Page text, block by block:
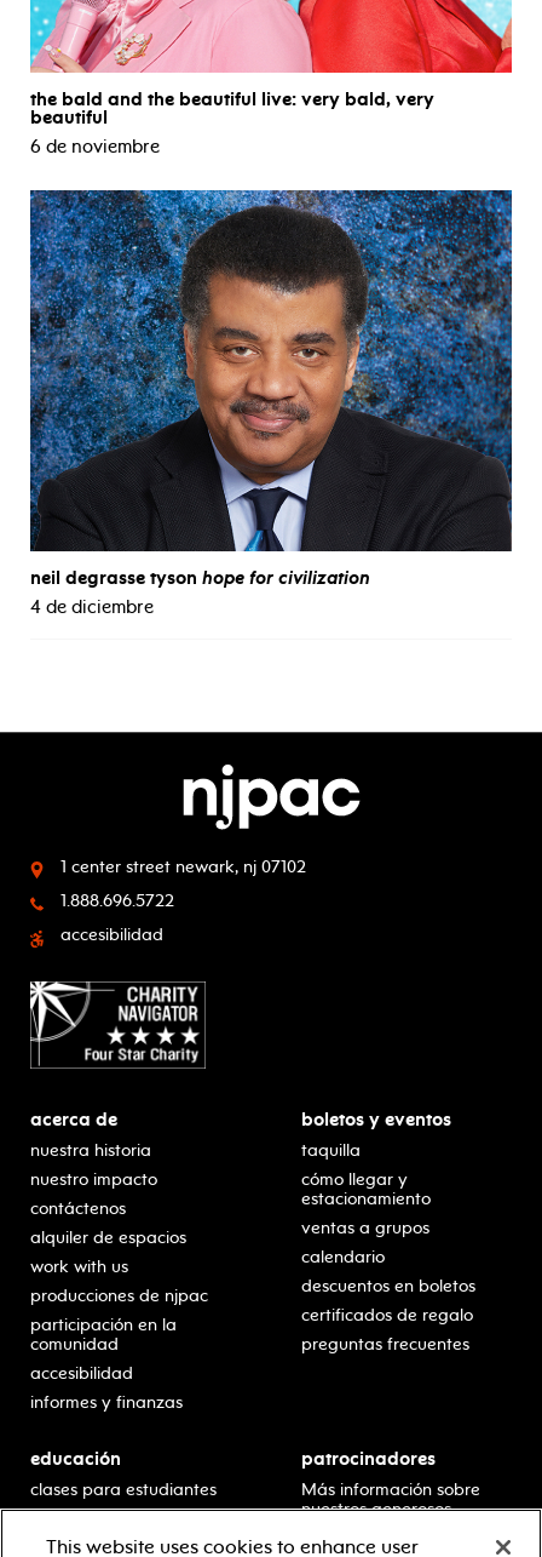
the bald and the beautiful live: very bald, very
beautiful
6 de noviembre
neil degrasse tyson hope for civilization
4 de diciembre
1 center street newark, nj 07102
1.888.696.5722
accesibilidad
acerca de
nuestra historia
nuestro impacto
contáctenos
alquiler de espacios
work with us
producciones de njpac
participación en la
comunidad
accesibilidad
informes y finanzas
boletos y eventos
taquilla
cómo llegar y
estacionamiento
ventas a grupos
calendario
descuentos en boletos
certificados de regalo
preguntas frecuentes
educación
clases para estudiantes
escolar
patrocinadores
Más información sobre
nuestros generosos
This website uses cookies to enhance user